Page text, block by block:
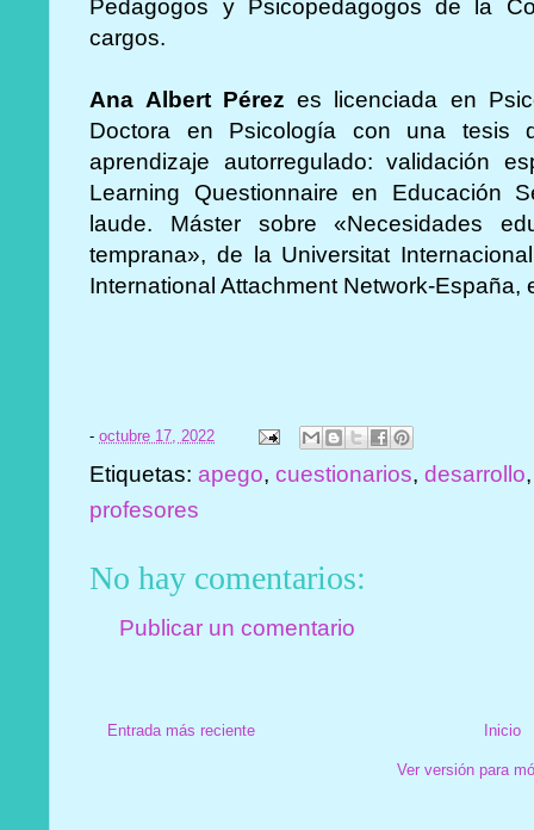
Pedagogos y Psicopedagogos de la
cargos.
Ana Albert Pérez es licenciada en
Doctora en Psicología con una tesis
aprendizaje autorregulado: validación
Learning Questionnaire en Educación
laude. Máster sobre «Necesidades
temprana», de la Universitat
International Attachment Network-España,
-octubre 17, 2022
Etiquetas:apego,cuestionarios,desarrollo
profesores
No hay comentarios:
Publicar un comentario
Entrada más reciente Inicio
Ver versión para